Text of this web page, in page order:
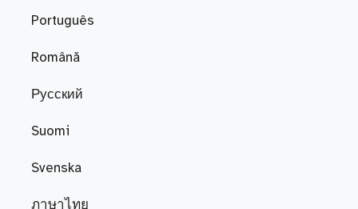
Português
Română
Русский
Suomi
Svenska
ภาษาไทย